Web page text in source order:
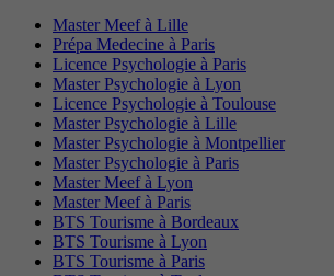
Master Meef à Lille
Prépa Medecine à Paris
Licence Psychologie à Paris
Master Psychologie à Lyon
Licence Psychologie à Toulouse
Master Psychologie à Lille
Master Psychologie à Montpellier
Master Psychologie à Paris
Master Meef à Lyon
Master Meef à Paris
BTS Tourisme à Bordeaux
BTS Tourisme à Lyon
BTS Tourisme à Paris